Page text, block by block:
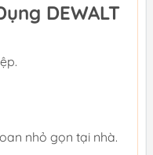
DEWALT
nhỏ gọn tại nhà.